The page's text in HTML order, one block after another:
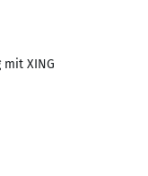
XING